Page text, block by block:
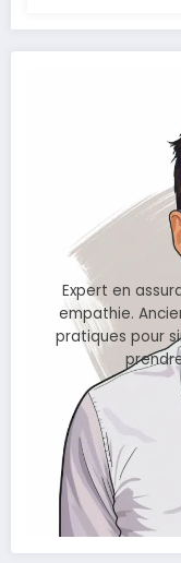
Expert en
empathie.
pratiques pour